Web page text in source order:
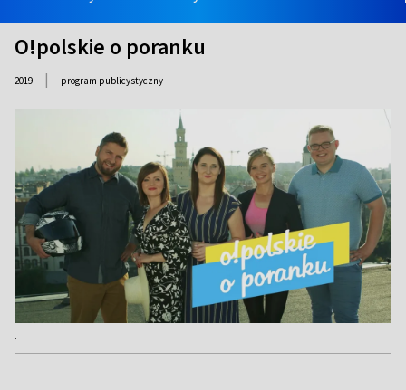
O!polskie o poranku
2019 | program publicystyczny
.